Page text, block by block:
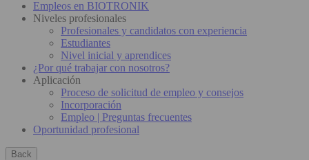
Empleos en BIOTRONIK
Niveles profesionales
Profesionales y candidatos con experiencia
Estudiantes
Nivel inicial y aprendices
¿Por qué trabajar con nosotros?
Aplicación
Proceso de solicitud de empleo y consejos
Incorporación
Empleo | Preguntas frecuentes
Oportunidad profesional
Back